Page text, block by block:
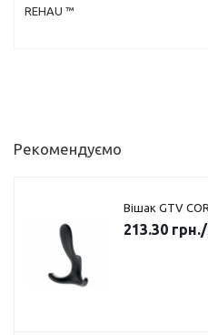
REHAU ™
Рекомендуємо
Вішак GTV
213.30 грн.